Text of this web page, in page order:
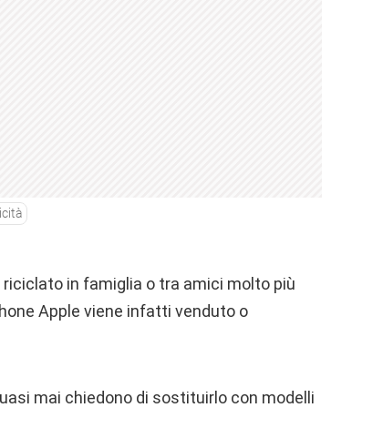
riciclato in famiglia o tra amici molto più
Apple viene infatti venduto o
mai chiedono di sostituirlo con modelli